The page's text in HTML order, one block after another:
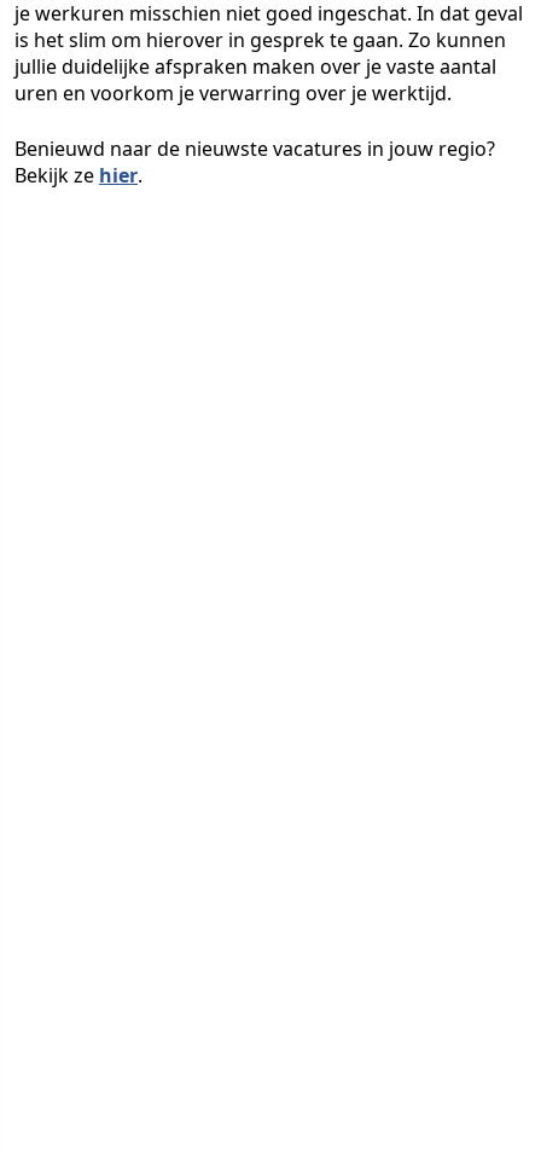
je werkuren misschien niet goed ingeschat. In dat geval
is het slim om hierover in gesprek te gaan. Zo kunnen
jullie duidelijke afspraken maken over je vaste aantal
uren en voorkom je verwarring over je werktijd.
Benieuwd naar de nieuwste vacatures in jouw regio?
Bekijk ze hier.